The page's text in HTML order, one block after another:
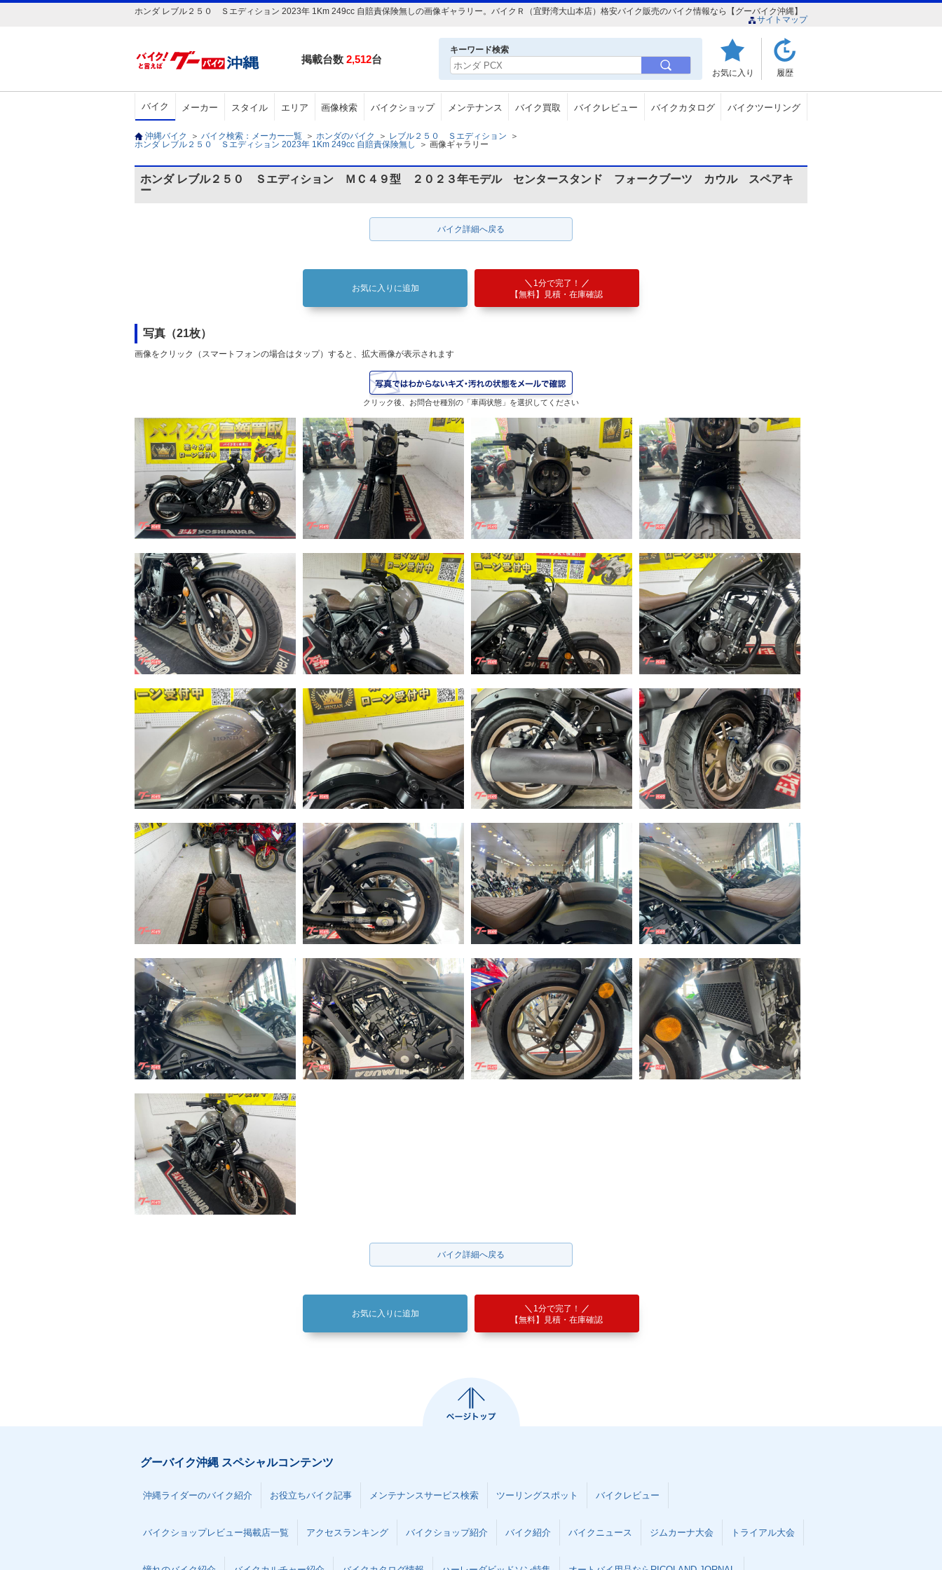
ホンダ レブル２５０ Ｓエディション 2023年 1Km 249cc 自賠責保険無しの画像ギャラリー。バイクＲ（宜野湾大山本店）格安バイク販売のバイク情報なら【グーバイク沖縄】
サイトマップ
掲載台数 2,512台
キーワード検索
お気に入り 履歴
バイク メーカー スタイル エリア 画像検索 バイクショップ メンテナンス バイク買取 バイクレビュー バイクカタログ バイクツーリング
沖縄バイク ＞ バイク検索：メーカー一覧 ＞ ホンダのバイク ＞ レブル２５０ Ｓエディション
＞
ホンダ レブル２５０ Ｓエディション 2023年 1Km 249cc 自賠責保険無し
＞ 画像ギャラリー
ホンダ レブル２５０ Ｓエディション ＭＣ４９型 ２０２３年モデル センタースタンド フォークブーツ カウル スペアキ
ー
バイク詳細へ戻る
お気に入りに追加
1分で完了！
【無料】見積・在庫確認
写真（21枚）
画像をクリック（スマートフォンの場合はタップ）すると、拡大画像が表示されます
クリック後、お問合せ種別の「車両状態」を選択してください
バイク詳細へ戻る
お気に入りに追加
1分で完了！
【無料】見積・在庫確認
グーバイク沖縄 スペシャルコンテンツ
沖縄ライダーのバイク紹介 お役立ちバイク記事 メンテナンスサービス検索 ツーリングスポット バイクレビュー
バイクショップレビュー掲載店一覧 アクセスランキング バイクショップ紹介 バイク紹介 バイクニュース ジムカーナ大会 トライアル大会